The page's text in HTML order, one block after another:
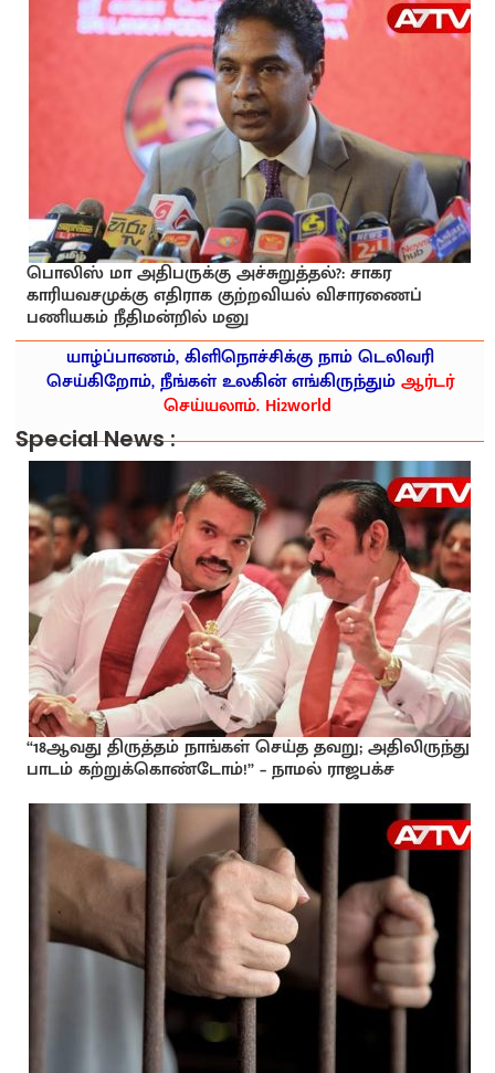
பொலிஸ் மா அதிபருக்கு அச்சுறுத்தல்?: சாகர
காரியவசமுக்கு எதிராக குற்றவியல் விசாரணைப்
பணியகம் நீதிமன்றில் மனு
யாழ்ப்பாணம், கிளிநொச்சிக்கு நாம் டெலிவரி
செய்கிறோம், நீங்கள் உலகின் எங்கிருந்தும்ஆர்டர்
செய்யலாம். Hi2world
Special News :
“18ஆவது திருத்தம் நாங்கள் செய்த தவறு; அதிலிருந்து
பாடம் கற்றுக்கொண்டோம்!” – நாமல் ராஜபக்ச